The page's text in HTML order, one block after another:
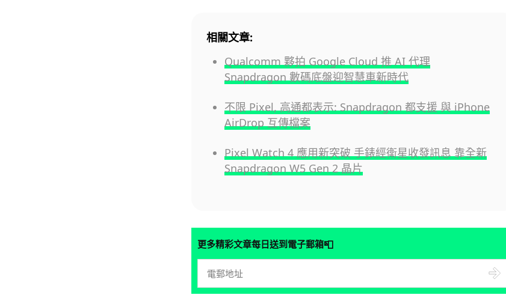
相關文章:
Qualcomm 夥拍 Google Cloud 推 AI 代理
Snapdragon 數碼底盤迎智慧車新時代
不限 Pixel, 高通都表示: Snapdragon 都支援 與 iPhone
AirDrop 互傳檔案
Pixel Watch 4 應用新突破 手錶經衛星收發訊息 靠全新
Snapdragon W5 Gen 2 晶片
更多精彩文章每日送到電子郵箱📮